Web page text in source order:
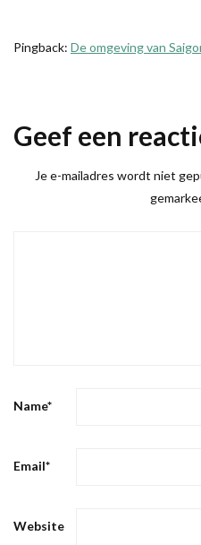
Pingback: De omgeving van
Geef een
Je e-mailadres wordt niet
Name*
Email*
Website